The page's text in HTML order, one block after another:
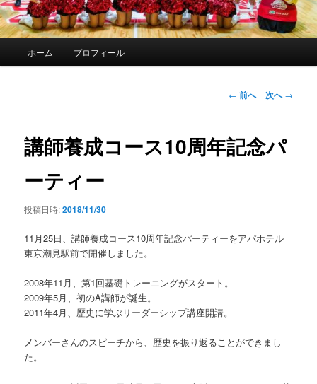
ホーム プロフィール
投
ビ
ゲ
← 前へ 次へ→
講師養成コース10周年記念パ
ーティー
投稿日時:2018/11/30
11月25日、講師養成コース10周年記念パーティーをアパホテル
東京潮見駅前で開催しました。
2008年11月、第1回基礎トレーニングがスタート。
2009年5月、初のA講師が誕生。
2011年4月、歴史に学ぶリーダーシップ講座開講。
メンバーさんのスピーチから、歴史を振り返ることができまし
た。